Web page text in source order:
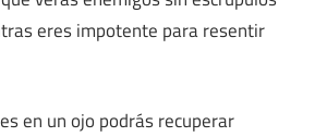
eres impotente para resentir
en un ojo podrás recuperar